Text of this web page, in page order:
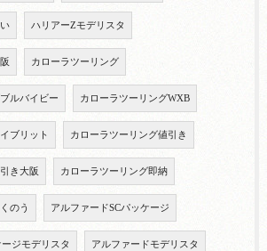
ハリアーZモデリスタ
カローラツーリング
ルバイビー カローラツーリングWXB
ブリット カローラツーリング値引き
き大阪 カローラツーリング即納
のう アルファードSCパッケージ
ジモデリスタ アルファードモデリスタ